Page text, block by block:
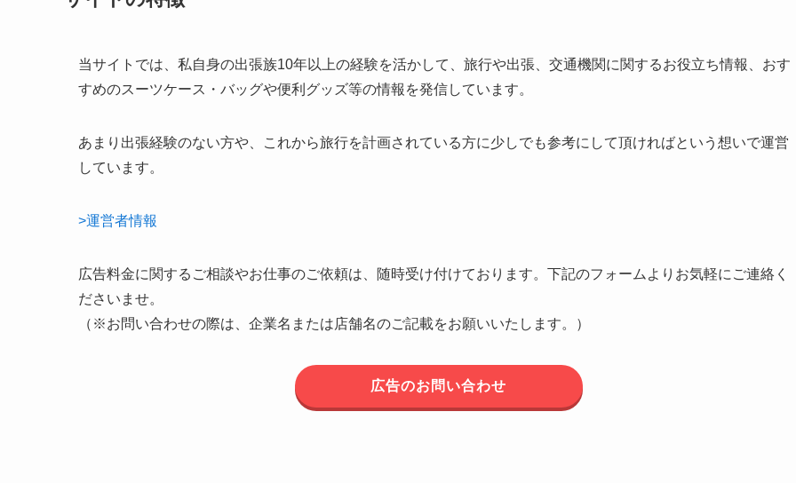
当サイトでは、私自身の出張族10年以上の経験を活かして、旅行や出張、交通機関に関するお役立ち情報、おす
すめのスーツケース・バッグや便利グッズ等の情報を発信しています。
あまり出張経験のない方や、これから旅行を計画されている方に少しでも参考にして頂ければという想いで運営
しています。
>運営者情報
広告料金に関するご相談やお仕事のご依頼は、随時受け付けております。下記のフォームよりお気軽にご連絡く
ださいませ。
（※お問い合わせの際は、企業名または店舗名のご記載をお願いいたします。）
広告のお問い合わせ